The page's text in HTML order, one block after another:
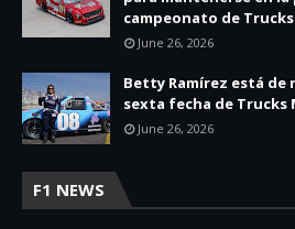
campeonato de
June 26, 2026
Betty Ramírez está de
sexta fecha de Trucks
June 26, 2026
F1 NEWS